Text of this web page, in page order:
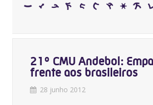
21º CMU Andebol:
frente aos brasileiros
28 junho 2012